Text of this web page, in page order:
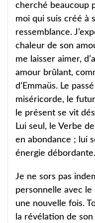
cherché beaucoup
moi qui suis créé à
ressemblance.
chaleur de son
me laisser aimer,
amour brûlant,
d’Emmaüs. Le
miséricorde, le
le présent se vit
Lui seul, le Verbe
en abondance ; lui
énergie débordante.
Je ne sors pas
personnelle avec le
une nouvelle fois.
la révélation de